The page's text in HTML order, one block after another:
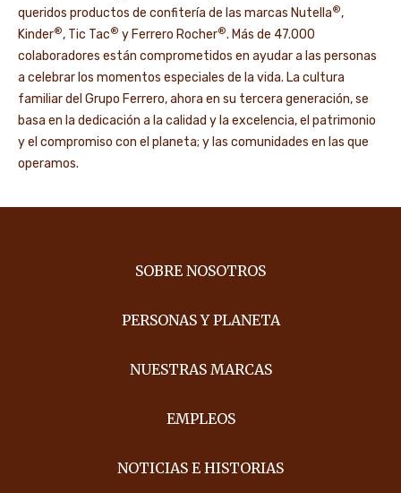
queridos productos de confitería de las marcas Nutella®,
Kinder®, Tic Tac® y Ferrero Rocher®. Más de 47.000
colaboradores están comprometidos en ayudar a las personas
a celebrar los momentos especiales de la vida. La cultura
familiar del Grupo Ferrero, ahora en su tercera generación, se
basa en la dedicación a la calidad y la excelencia, el patrimonio
y el compromiso con el planeta; y las comunidades en las que
operamos.
SOBRE NOSOTROS
PERSONAS Y PLANETA
NUESTRAS MARCAS
EMPLEOS
NOTICIAS E HISTORIAS